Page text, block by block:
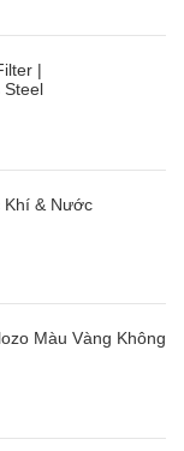
|
Steel
Khí & Nước
Màu Vàng Không